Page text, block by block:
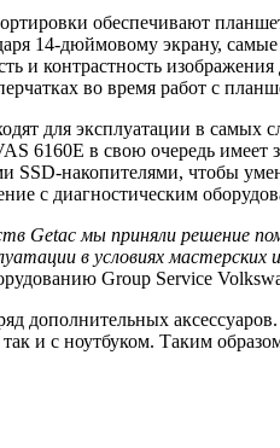
обеспечивают
14-дюймовому экрану,
и контрастность
во время работ с
для эксплуатации в
6160E в свою очередь имеет
накопителями, чтобы
с диагностическим
Getac мы приняли решение
в условиях
Group Service
дополнительных
и с ноутбуком. Таким